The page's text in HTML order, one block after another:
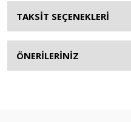
TAKSİT SEÇENEKLERİ
ÖNERİLERİNİZ